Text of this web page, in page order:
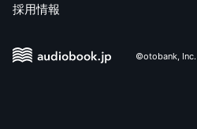
採用情報
©otobank, Inc.